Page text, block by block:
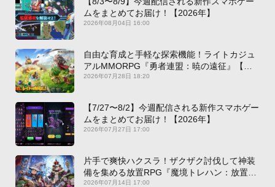
ムをまとめてお届け！【2026年】
2026年08月04日 16:00
自由な育成と手軽な探索機能！ライトカジュ
アルMMORPG『勇者連盟：暁の遠征』【最
新作PICKUP】
2026年07月28日 18:20
【7/27〜8/2】今週配信される新作スマホゲー
ムをまとめてお届け！【2026年】
2026年07月27日 17:00
片手で爽快ハクスラ！ザクザク討伐して神装
備を集める放置RPG『魔境トレハン：放置で
神装備』【最新作PICKUP】
2026年07月14日 17:00